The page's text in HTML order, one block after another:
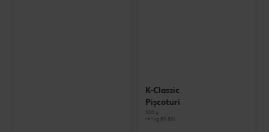
K-Classic
Pișcoturi
500 g
(=1 kg 89.80)